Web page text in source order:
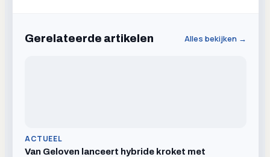
Gerelateerde artikelen Alles bekijken →
ACTUEEL
Van Geloven lanceert hybride kroket met